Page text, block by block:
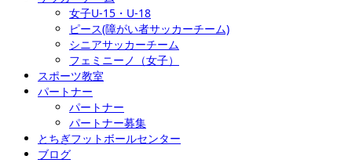
女子U-15・U-18
ピース(障がい者サッカーチーム)
シニアサッカーチーム
フェミニーノ（女子）
スポーツ教室
パートナー
パートナー
パートナー募集
とちぎフットボールセンター
ブログ